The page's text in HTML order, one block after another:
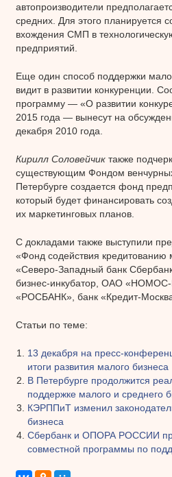
автопроизводители
средних. Для этого планируется
вхождения СМП в
предприятий.
Еще один способ поддержки
видит в развитии конкуренции.
программу — «О развитии
2015 года — вынесут на
декабря 2010 года.
Кирилл Соловейчиктакже
существующим Фондом
Петербурге создается фонд
который будет финансировать
их маркетинговых планов.
С докладами также выступили
«Фонд содействия
«Северо-Западный банк
бизнес-инкубатор, ОАО
«РОСБАНК», банк «Кредит-
Статьи по теме:
13 декабря на пресс-
итоги развития малого бизнеса
В Петербурге продолжится
поддержке малого и среднего
КЭРППиТ изменил
бизнеса
Сбербанк и ОПОРА РОССИИ
совместной программы по